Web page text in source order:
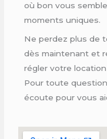
où bon vous
moments uniques.
Ne perdez plus de
dès maintenant et
régler votre
Pour toute
écoute pour vous